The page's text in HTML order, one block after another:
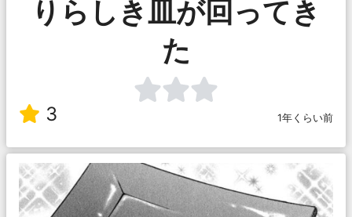
りらしき皿が回ってき
た
3 1年くらい前